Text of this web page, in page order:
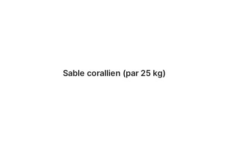
Sable corallien (par 25 kg)